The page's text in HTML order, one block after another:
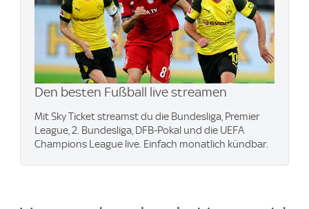
Den besten Fußball live streamen
Mit Sky Ticket streamst du die Bundesliga, Premier
League, 2. Bundesliga, DFB-Pokal und die UEFA
Champions League live. Einfach monatlich kündbar.